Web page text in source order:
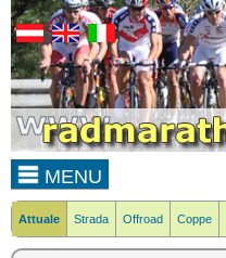
MENU
Attuale Strada Offroad Coppe